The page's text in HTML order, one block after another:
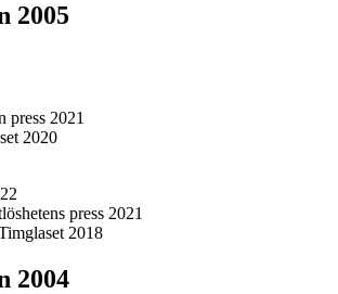
2005
press 2021
2020
press 2021
2018
2004